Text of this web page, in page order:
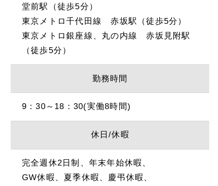
堂前駅（徒歩5分）
東京メトロ千代田線 赤坂駅（徒歩5分）
東京メトロ銀座線、丸の内線 赤坂見附駅
（徒歩5分）
勤務時間
9：30～18：30(実働8時間)
休日/休暇
完全週休2日制、年末年始休暇、
GW休暇、夏季休暇、慶弔休暇、